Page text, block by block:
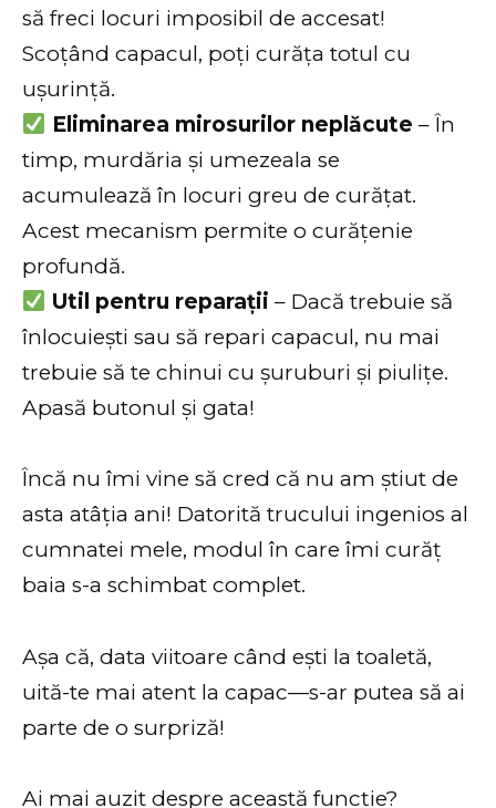
să freci locuri imposibil de accesat!
Scoțând capacul, poți curăța totul cu
ușurință.
Eliminarea mirosurilor neplăcute – În
timp, murdăria și umezeala se
acumulează în locuri greu de curățat.
Acest mecanism permite o curățenie
profundă.
Util pentru reparații – Dacă trebuie să
înlocuiești sau să repari capacul, nu mai
trebuie să te chinui cu șuruburi și piulițe.
Apasă butonul și gata!
Încă nu îmi vine să cred că nu am știut de
asta atâția ani! Datorită trucului ingenios al
cumnatei mele, modul în care îmi curăț
baia s-a schimbat complet.
Așa că, data viitoare când ești la toaletă,
uită-te mai atent la capac—s-ar putea să ai
parte de o surpriză!
Ai mai auzit despre această funcție?